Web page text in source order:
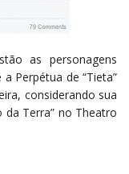
as personagens
a Perpétua de “Tieta”
considerando sua
da Terra” no Theatro